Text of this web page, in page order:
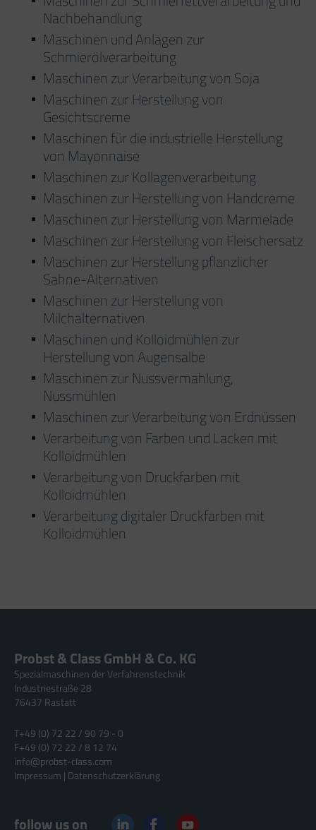
Nachbehandlung
Maschinen und Anlagen zur
Schmierölverarbeitung
Maschinen zur Verarbeitung von Soja
Maschinen zur Herstellung von
Gesichtscreme
Maschinen für die industrielle Herstellung
von Mayonnaise
Maschinen zur Kollagenverarbeitung
Maschinen zur Herstellung von Handcreme
Maschinen zur Herstellung von Marmelade
Maschinen zur Herstellung von Fleischersatz
Maschinen zur Herstellung pflanzlicher
Sahne-Alternativen
Maschinen zur Herstellung von
Milchalternativen
Maschinen und Kolloidmühlen zur
Herstellung von Augensalbe
Maschinen zur Nussvermahlung,
Nussmühlen
Maschinen zur Verarbeitung von Erdnüssen
Verarbeitung von Farben und Lacken mit
Kolloidmühlen
Verarbeitung von Druckfarben mit
Kolloidmühlen
Verarbeitung digitaler Druckfarben mit
Kolloidmühlen
Probst & Class GmbH & Co. KG
Spezialmaschinen der Verfahrenstechnik
Industriestraße 28
76437 Rastatt
T+49 (0) 72 22 / 90 79 - 0
F+49 (0) 72 22 / 8 12 74
info@probst-class.com
Impressum | Datenschutzerklärung
follow us on